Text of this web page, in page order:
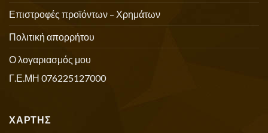
Επιστροφές προϊόντων – Χρημάτων
Πολιτική απορρήτου
Ο λογαριασμός μου
Γ.Ε.ΜΗ 076225127000
ΧΑΡΤΗΣ